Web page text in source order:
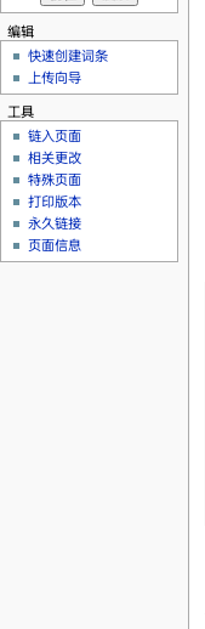
编辑
快速创建词条
上传向导
工具
链入页面
相关更改
特殊页面
打印版本
永久链接
页面信息